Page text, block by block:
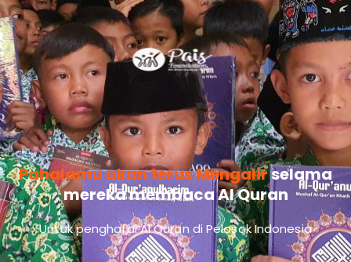
Pahalamu akan terus Mengalirselama
mereka membaca Al Quran
Untuk penghafal Al Quran di Pelosok Indonesia